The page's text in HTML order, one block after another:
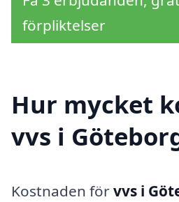
förpliktelser
Hur mycket
vvs i
Kostnaden förvvs i